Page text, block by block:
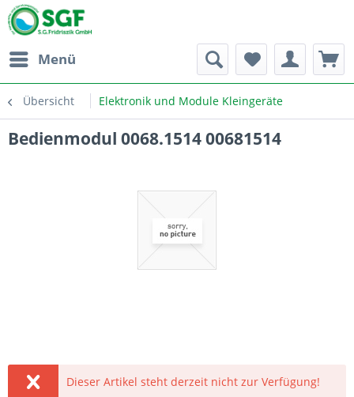
Menü
Übersicht Elektronik und Module Kleingeräte
Bedienmodul 0068.1514 00681514
Dieser Artikel steht derzeit nicht zur Verfügung!